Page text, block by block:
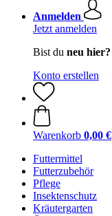
Anmelden
Jetzt anmelden
Bist du neu hier?
Konto erstellen
Warenkorb 0,00 €
Futtermittel
Futterzubehör
Pflege
Insektenschutz
Kräutergarten